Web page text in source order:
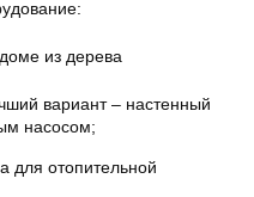
из дерева
вариант – настенный
насосом;
для отопительной